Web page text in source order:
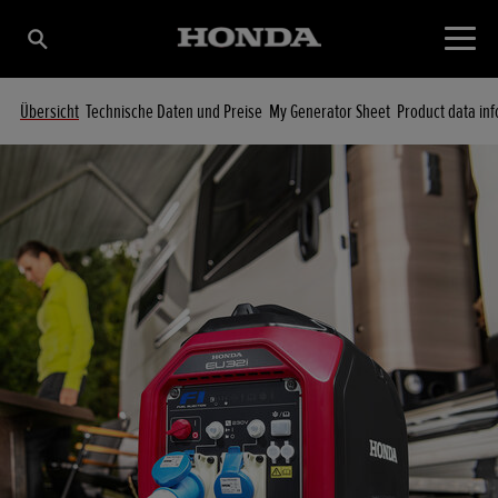
Übersicht Technische Daten und Preise My Generator Sheet Product data